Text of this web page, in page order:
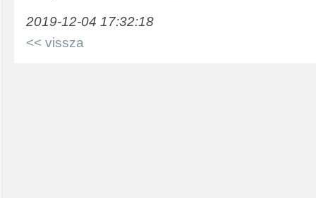
2019-12-04 17:32:18
<< vissza